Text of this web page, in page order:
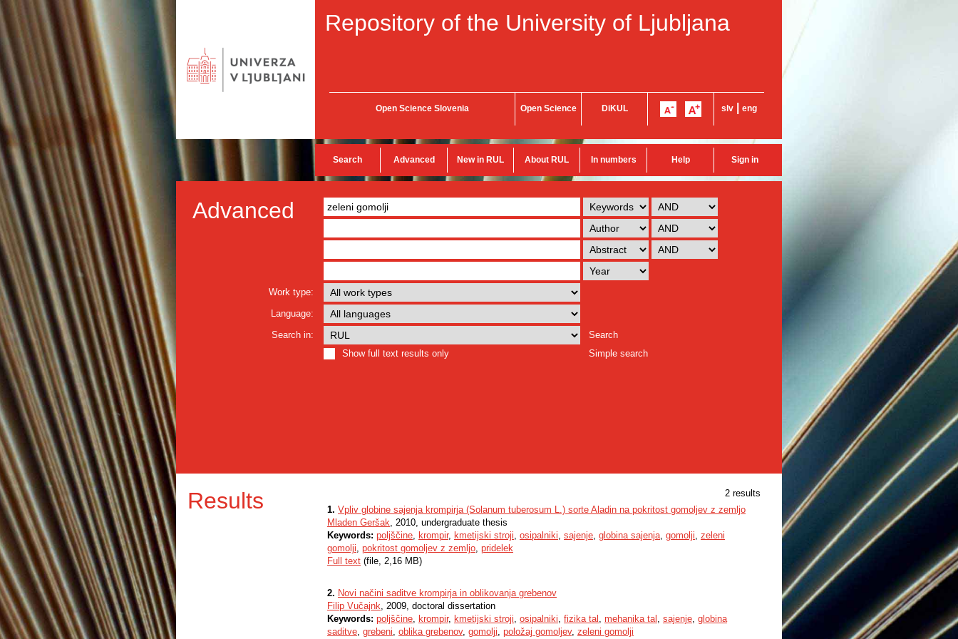
Repository of the University of Ljubljana
Open Science Slovenia Open Science DiKUL slv eng
Search Advanced New in RUL About RUL In numbers Help Sign in
Advanced
Work type:
Language:
Search in:
Search
Show full text results only
Simple search
Results
2 results
1. Vpliv globine sajenja krompirja (Solanum tuberosum L.) sorte Aladin na pokritost gomoljev z zemljo
Mladen Geršak, 2010, undergraduate thesis
Keywords: poljščine, krompir, kmetijski stroji, osipalniki, sajenje, globina sajenja, gomolji, zeleni
gomolji, pokritost gomoljev z zemljo, pridelek
Full text (file, 2,16 MB)
2. Novi načini saditve krompirja in oblikovanja grebenov
Filip Vučajnk, 2009, doctoral dissertation
Keywords: poljščine, krompir, kmetijski stroji, osipalniki, fizika tal , mehanika tal , sajenje, globina
saditve, grebeni, oblika grebenov, gomolji, položaj gomoljev, zeleni gomolji